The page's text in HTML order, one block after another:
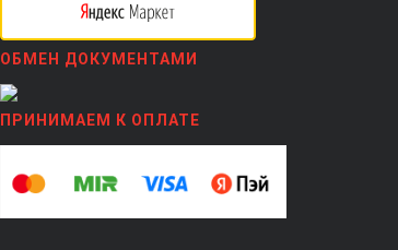
ОБМЕН ДОКУМЕНТАМИ
ПРИНИМАЕМ К ОПЛАТЕ